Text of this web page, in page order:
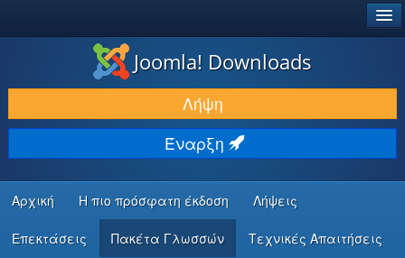
ΛΉΨΕΙΣ & ΕΠΕΚΤΆΣΕΙΣ
ΕΎΡΕΣΗ & ΜΆΘΗΣΗ
ΚΟΙΝΌΤΗΤΑ & ΥΠΟΣΤΉΡΙΞΗ
ΠΌΡΟΙ ΠΡΟΓΡΑΜΜΑΤΙΣΤΏΝ
Joomla! Downloads
Λήψη
Έναρξη
Αρχική Η πιο πρόσφατη έκδοση Λήψεις
Επεκτάσεις Πακέτα Γλωσσών Τεχνικές Απαιτήσεις